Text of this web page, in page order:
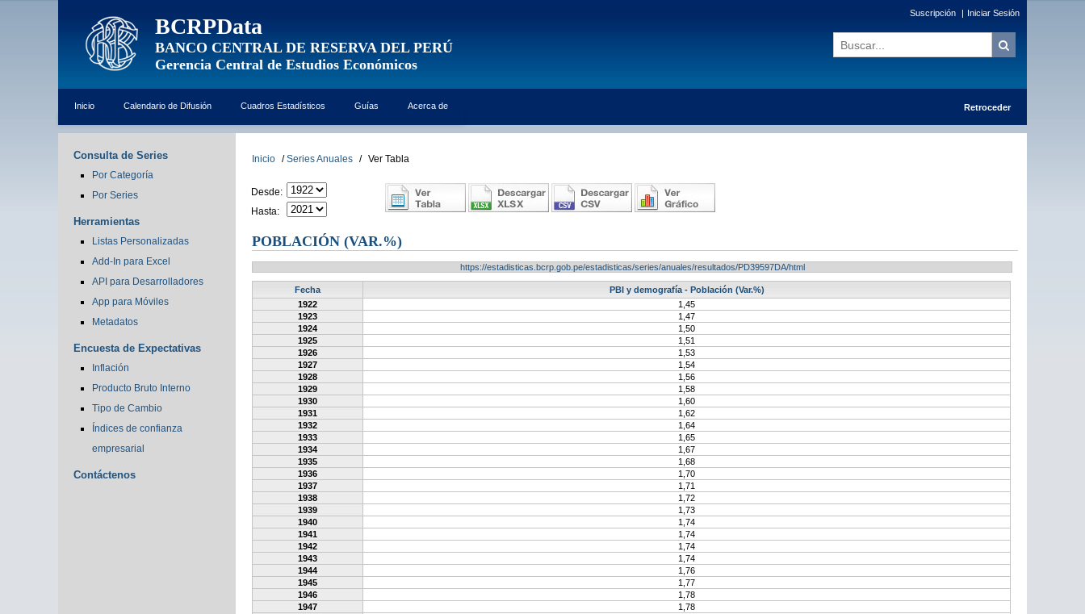
BCRPData
BANCO CENTRAL DE RESERVA DEL PERÚ
Gerencia Central de Estudios Económicos
Suscripción | Iniciar Sesión
Inicio Calendario de Difusión Cuadros Estadísticos Guías Acerca de Retroceder
Consulta de Series
Por Categoría
Por Series
Herramientas
Listas Personalizadas
Add-In para Excel
API para Desarrolladores
App para Móviles
Metadatos
Encuesta de Expectativas
Inflación
Producto Bruto Interno
Tipo de Cambio
Índices de confianza
empresarial
Contáctenos
Inicio / Series Anuales / Ver Tabla
Desde:
Hasta:
POBLACIÓN (VAR.%)
https://estadisticas.bcrp.gob.pe/estadisticas/series/anuales/resultados/PD39597DA/html
Fecha
PBI y demografía - Población (Var.%)
1922
1,45
1923
1,47
1924
1,50
1925
1,51
1926
1,53
1927
1,54
1928
1,56
1929
1,58
1930
1,60
1931
1,62
1932
1,64
1933
1,65
1934
1,67
1935
1,68
1936
1,70
1937
1,71
1938
1,72
1939
1,73
1940
1,74
1941
1,74
1942
1,74
1943
1,74
1944
1,76
1945
1,77
1946
1,78
1947
1,78